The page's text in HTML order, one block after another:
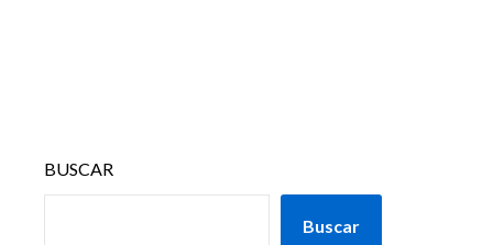
BUSCAR
Buscar